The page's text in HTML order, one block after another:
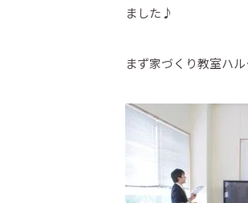
ました♪
まず家づくり教室ハ